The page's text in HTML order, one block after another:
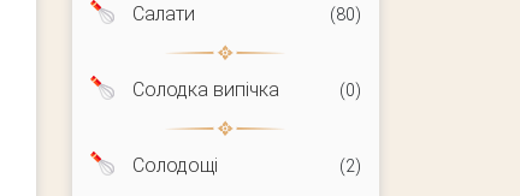
Салати (80)
Солодка випічка (0)
Солодощі (2)